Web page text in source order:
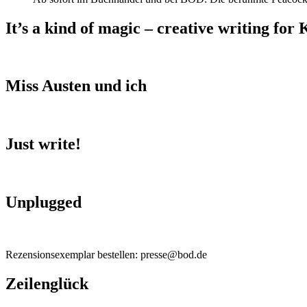
It’s a kind of magic – creative writing for
Miss Austen und ich
Just write!
Unplugged
Rezensionsexemplar bestellen: presse@bod.de
Zeilenglück